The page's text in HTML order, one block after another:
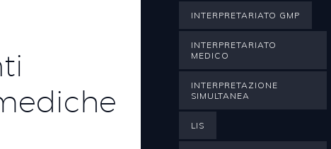
INTERPRETARIATO GMP
INTERPRETARIATO
MEDICO
INTERPRETAZIONE
SIMULTANEA
LIS